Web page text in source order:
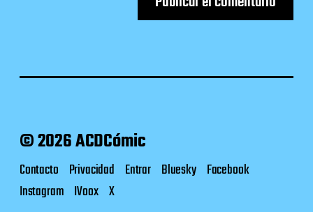
© 2026 ACDCómic
Contacto Privacidad Entrar Bluesky Facebook
Instagram IVoox X